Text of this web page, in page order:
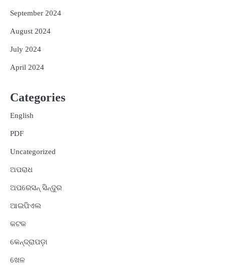
September 2024
August 2024
July 2024
April 2024
Categories
English
PDF
Uncategorized
ଅପରାଧ
ଅପରେସନ୍ ସିନ୍ଦୁର
ଆଇପିଏଲ
କଟକ
କେନ୍ଦ୍ରାପଡ଼ା
ଖେଳ